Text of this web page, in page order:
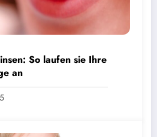
So laufen sie Ihre
an